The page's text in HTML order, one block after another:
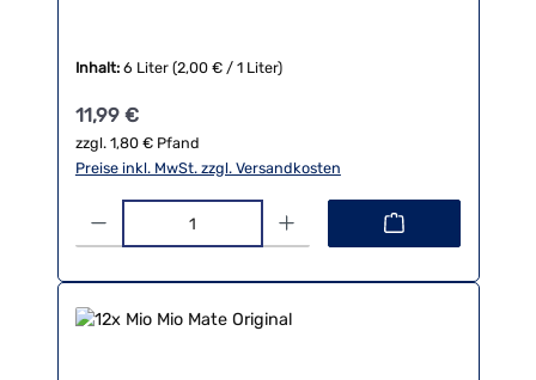
Inhalt: 6 Liter (2,00 € / 1 Liter)
Regulärer Preis:
11,99 €
zzgl. 1,80 € Pfand
Preise inkl. MwSt. zzgl. Versandkosten
Produkt Anzahl: Gib den gewünschten Wert ein oder benutze